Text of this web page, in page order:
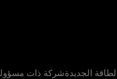
الجديدةشركة ذات